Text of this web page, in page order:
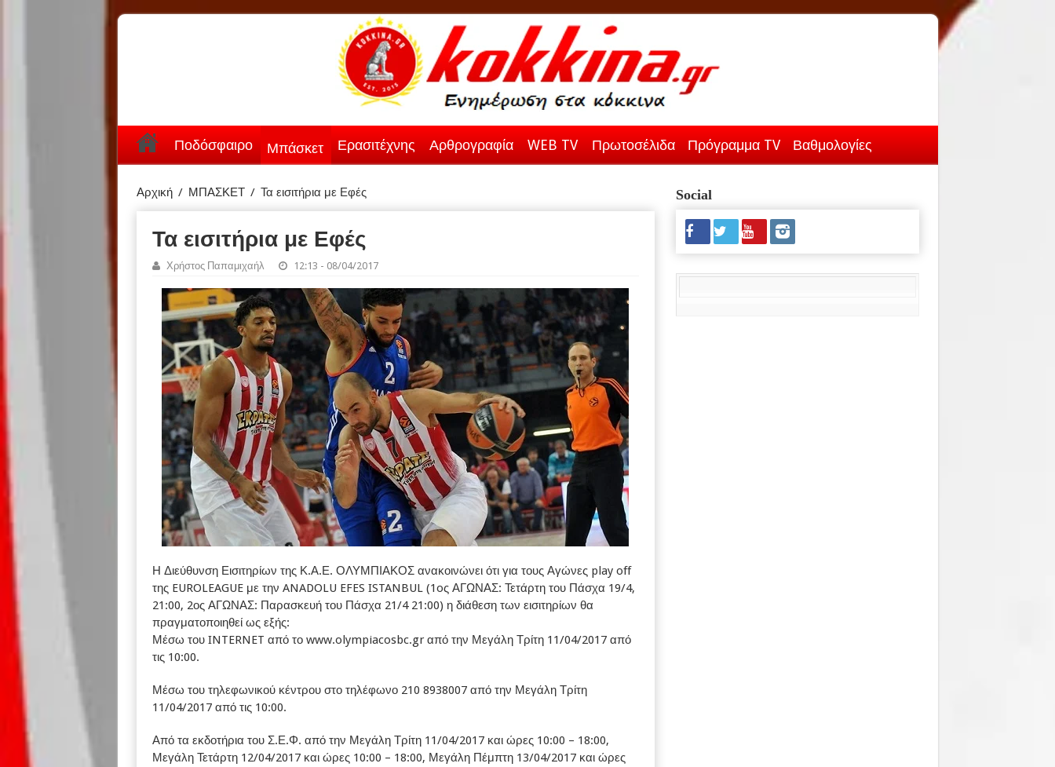
Ποδόσφαιρο Μπάσκετ Ερασιτέχνης Αρθρογραφία WEB TV Πρωτοσέλιδα Πρόγραμμα TV Βαθμολογίες
Αρχική / ΜΠΑΣΚΕΤ / Τα εισιτήρια με Εφές
Τα εισιτήρια με Εφές
Χρήστος Παπαμιχαήλ 12:13 - 08/04/2017
Η Διεύθυνση Εισιτηρίων της Κ.Α.Ε. ΟΛΥΜΠΙΑΚΟΣ ανακοινώνει ότι για τους Αγώνες play off
της EUROLEAGUE με την ANADOLU EFES ISTANBUL (1oς ΑΓΩΝΑΣ: Τετάρτη του Πάσχα 19/4,
21:00, 2ος ΑΓΩΝΑΣ: Παρασκευή του Πάσχα 21/4 21:00) η διάθεση των εισιτηρίων θα
πραγματοποιηθεί ως εξής:
Μέσω του INTERNET από το www.olympiacosbc.gr από την Μεγάλη Τρίτη 11/04/2017 από
τις 10:00.
Μέσω του τηλεφωνικού κέντρου στο τηλέφωνο 210 8938007 από την Μεγάλη Τρίτη
11/04/2017 από τις 10:00.
Από τα εκδοτήρια του Σ.Ε.Φ. από την Μεγάλη Τρίτη 11/04/2017 και ώρες 10:00 – 18:00,
Μεγάλη Τετάρτη 12/04/2017 και ώρες 10:00 – 18:00, Μεγάλη Πέμπτη 13/04/2017 και ώρες
Social